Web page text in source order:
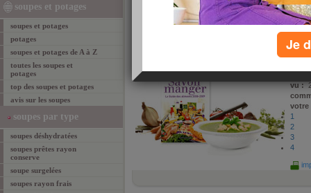
soupes et potages
soupes et potages
potages
soupes et potages de A à Z
toutes les soupes et
potages
top des soupes et potages
avis sur les soupes
soupes par type
soupes déshydratées
soupes prêtes rayon
conserve
soupe surgelées
soupes rayon frais
garder la ligne, en somme consommer intelligent.
célèbres nutritionnistes en sont les auteurs. Ils
produit "Légumes d'hiver".
vu :
votre
1
2
3
4
Je